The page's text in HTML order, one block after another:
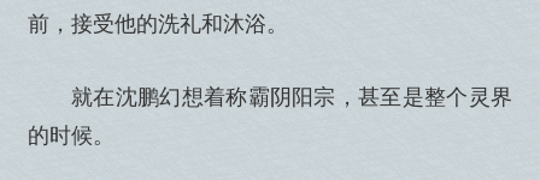
前，接受他的洗礼和沐浴。
就在沈鹏幻想着称霸阴阳宗，甚至是整个灵界
的时候。